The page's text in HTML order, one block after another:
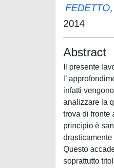
2014
Abstract
Il presente
l’
infatti
analizzare la
trova di fronte
principio è
Questo
soprattutto